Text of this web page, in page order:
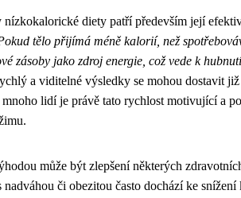
diety patří především její
tělo přijímá méně kalorií, než
zásoby jako zdroj energie, což vede k
a viditelné výsledky se mohou dostavit již
lidí je právě tato rychlost motivující a
může být zlepšení některých
nadváhou či obezitou často dochází ke